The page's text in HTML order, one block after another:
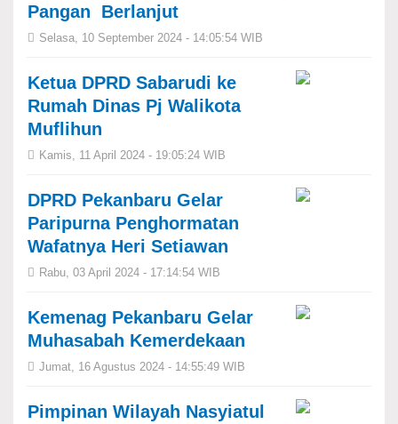
Pangan Berlanjut
Selasa, 10 September 2024 - 14:05:54 WIB
Ketua DPRD Sabarudi ke
Rumah Dinas Pj Walikota
Muflihun
Kamis, 11 April 2024 - 19:05:24 WIB
DPRD Pekanbaru Gelar
Paripurna Penghormatan
Wafatnya Heri Setiawan
Rabu, 03 April 2024 - 17:14:54 WIB
Kemenag Pekanbaru Gelar
Muhasabah Kemerdekaan
Jumat, 16 Agustus 2024 - 14:55:49 WIB
Pimpinan Wilayah Nasyiatul